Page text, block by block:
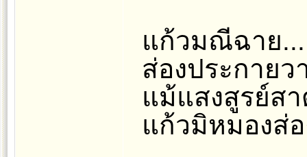
แก้วมณีฉาย
ส่องประกาย
แม้แสงสูรย์สา
แก้วมิหมองส่